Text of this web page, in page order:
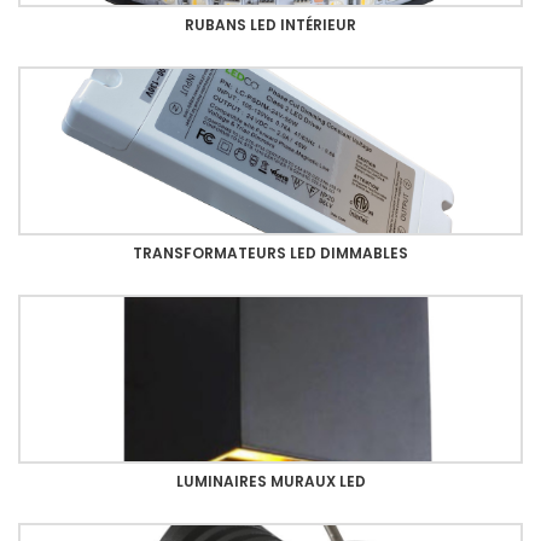
RUBANS LED INTÉRIEUR
TRANSFORMATEURS LED DIMMABLES
LUMINAIRES MURAUX LED